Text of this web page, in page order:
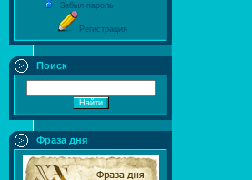
Забыл пароль
Регистрация
Поиск
Фраза дня